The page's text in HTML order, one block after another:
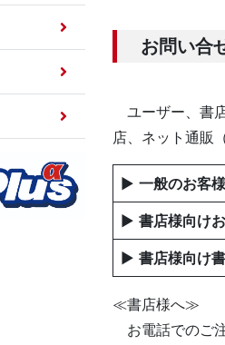
お問い合
ユーザー、書
店、ネット通販
▶ 一般のお客
▶ 書店様向け
▶ 書店様向け
≪書店様へ≫
お電話でのご